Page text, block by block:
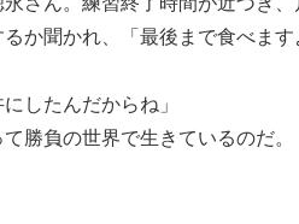
か聞かれ、「最後まで食べます
したんだからね」
勝負の世界で生きているのだ。